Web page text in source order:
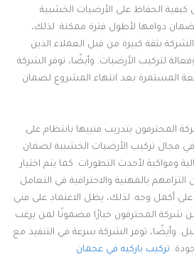
الحفاظ على الأرضيات الخشبية
لضمان دوامها لأطول فترة ممكنة. لذلك،
بثقة كبيرة من قبل العملاء الذين
لتركيب الأرضيات. وأيضًا، توفر الشركة
المستمرة بعد انتهاء المشروع لضمان
المحترفون بتدريب فنييها بانتظام على
في مجال تركيب الأرضيات الخشبية لضمان
ومواكبة لأحدث التطورات. كما يتم اختيار
التزامهم بالمهنية والاحترافية في التعامل
أكمل وجه. لذلك، يظل الاعتماد على فني
من شركة المحترفون خيارًا مضمونًا لمن يرغب
وأيضًا، توفر الشركة سرعة في التنفيذ مع
تركيب باركيه في عجمان